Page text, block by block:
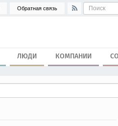
Обратная связь
ЛЮДИ КОМПАНИИ